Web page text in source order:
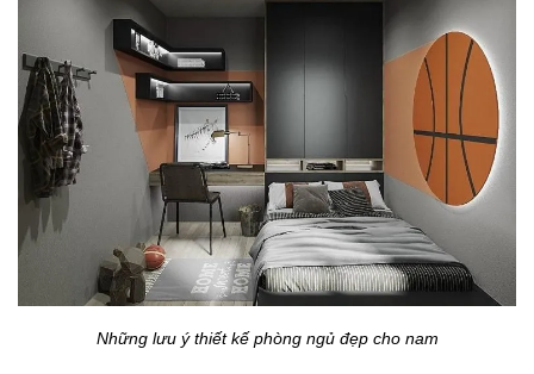
Những lưu ý thiết kế phòng ngủ đẹp cho nam